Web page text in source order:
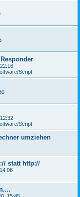
Script
Script
umziehen
statt http://
15:45